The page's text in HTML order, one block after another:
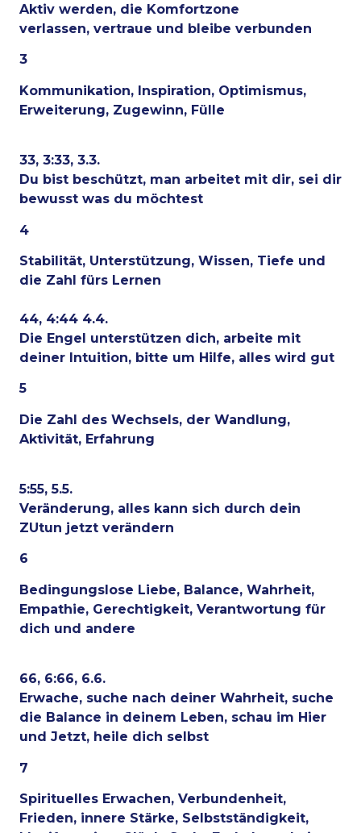
Aktiv werden, die Komfortzone
verlassen, vertraue und bleibe verbunden
3
Kommunikation, Inspiration, Optimismus,
Erweiterung, Zugewinn, Fülle
33, 3:33, 3.3.
Du bist beschützt, man arbeitet mit dir, sei dir
bewusst was du möchtest
4
Stabilität, Unterstützung, Wissen, Tiefe und
die Zahl fürs Lernen
44, 4:44 4.4.
Die Engel unterstützen dich, arbeite mit
deiner Intuition, bitte um Hilfe, alles wird gut
5
Die Zahl des Wechsels, der Wandlung,
Aktivität, Erfahrung
5:55, 5.5.
Veränderung, alles kann sich durch dein
ZUtun jetzt verändern
6
Bedingungslose Liebe, Balance, Wahrheit,
Empathie, Gerechtigkeit, Verantwortung für
dich und andere
66, 6:66, 6.6.
Erwache, suche nach deiner Wahrheit, suche
die Balance in deinem Leben, schau im Hier
und Jetzt, heile dich selbst
7
Spirituelles Erwachen, Verbundenheit,
Frieden, innere Stärke, Selbstständigkeit,